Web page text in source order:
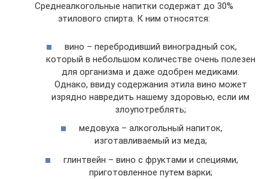
Среднеалкогольные напитки содержат до 30%
этилового спирта. К ним относятся:
вино – перебродивший виноградный сок,
который в небольшом количестве очень полезен
для организма и даже одобрен медиками.
Однако, ввиду содержания этила вино может
изрядно навредить нашему здоровью, если им
злоупотреблять;
медовуха – алкогольный напиток,
изготавливаемый из меда;
глинтвейн – вино с фруктами и специями,
приготовленное путем варки;